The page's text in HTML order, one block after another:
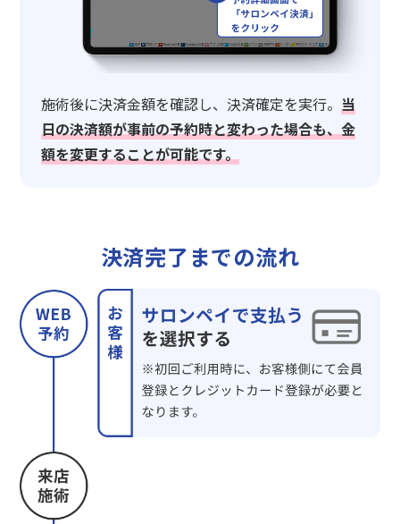
施術後に決済金額を確認し、決済確定を実行。当
日の決済額が事前の予約時と変わった場合も、金
額を変更することが可能です。
決済完了までの流れ